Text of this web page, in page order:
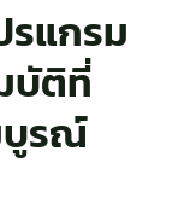
รแกรม
บัติที่
บูรณ์